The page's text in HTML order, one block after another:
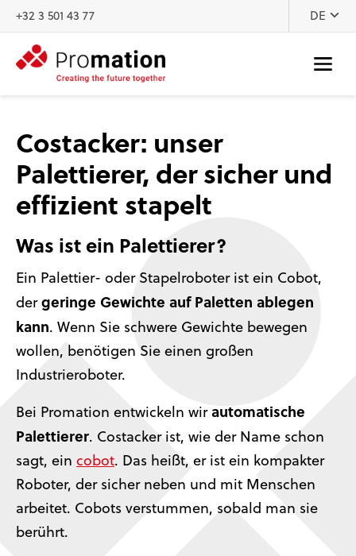
Zum Inhalt
+32 3 501 43 77 DE
Costacker: unser
Palettierer, der sicher und
effizient stapelt
Was ist ein Palettierer?
Ein Palettier- oder Stapelroboter ist ein Cobot,
dergeringe Gewichte auf Paletten ablegen
kann. Wenn Sie schwere Gewichte bewegen
wollen, benötigen Sie einen großen
Industrieroboter.
Bei Promation entwickeln wirautomatische
Palettierer. Costacker ist, wie der Name schon
sagt, ein cobot. Das heißt, er ist ein kompakter
Roboter, der sicher neben und mit Menschen
arbeitet. Cobots verstummen, sobald man sie
berührt.